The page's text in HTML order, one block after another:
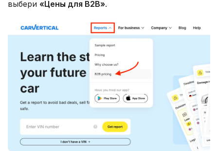
выбери «Цены для B2B».